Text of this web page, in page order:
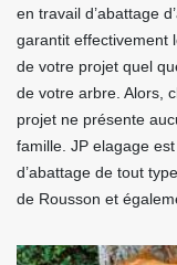
en travail d’abattage
garantit effectivement
de votre projet quel
de votre arbre. Alors,
projet ne présente
famille. JP elagage
d’abattage de tout
de Rousson et